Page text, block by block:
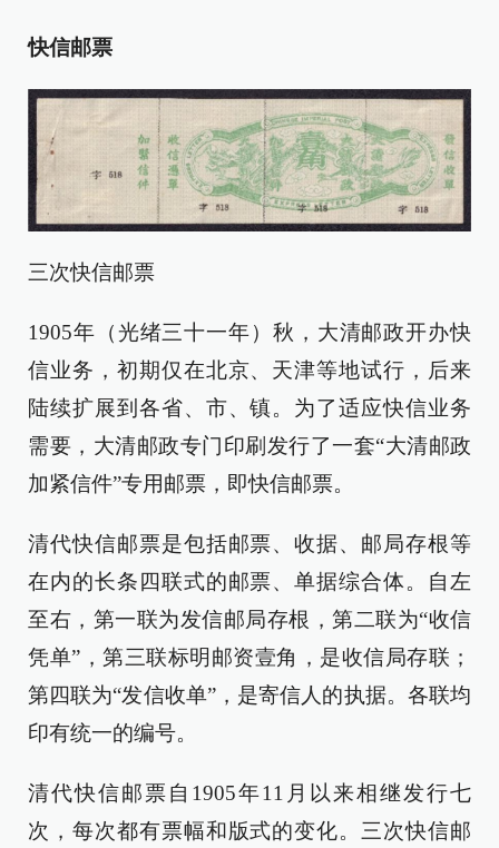
快信邮票
三次快信邮票
1905年（光绪三十一年）秋，大清邮政开办快
信业务，初期仅在北京、天津等地试行，后来
陆续扩展到各省、市、镇。为了适应快信业务
需要，大清邮政专门印刷发行了一套“大清邮政
加紧信件”专用邮票，即快信邮票。
清代快信邮票是包括邮票、收据、邮局存根等
在内的长条四联式的邮票、单据综合体。自左
至右，第一联为发信邮局存根，第二联为“收信
凭单”，第三联标明邮资壹角，是收信局存联；
第四联为“发信收单”，是寄信人的执据。各联均
印有统一的编号。
清代快信邮票自1905年11月以来相继发行七
次，每次都有票幅和版式的变化。三次快信邮